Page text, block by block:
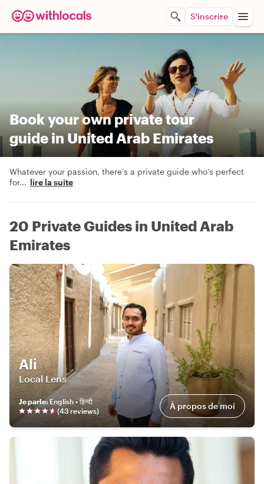
S'inscrire
Book your own private tour
guide in United Arab Emirates
Whatever your passion, there’s a private guide who’s perfect
for... lire la suite
20 Private Guides in United Arab
Emirates
Ali
Local Lens
Je parle: English • हिन्दी
(43 reviews) À propos de moi